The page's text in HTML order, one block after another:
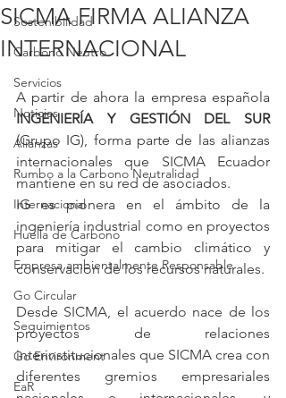
Sostenibilidad
Carbono Neutro
Servicios
Noticias
Alianzas
Rumbo a la Carbono Neutralidad
Internacional
Huella de Carbono
Empresa ambientalmente Responsable
Go Circular
Seguimientos
Go Environment
EaR
SICMA FIRMA ALIANZA
INTERNACIONAL
INGENIERÍA Y GESTIÓN DEL SUR
(Grupo IG), forma parte de las alianzas
internacionales que SICMA Ecuador
mantiene en su red de asociados.
IG es pionera en el ámbito de la
ingeniería industrial como en proyectos
para mitigar el cambio climático y
conservación de los recursos naturales.
Desde SICMA, el acuerdo nace de los
proyectos de relaciones
interinstitucionales que SICMA crea con
diferentes gremios empresariales